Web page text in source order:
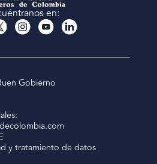
en:
Gobierno
y tratamiento de datos